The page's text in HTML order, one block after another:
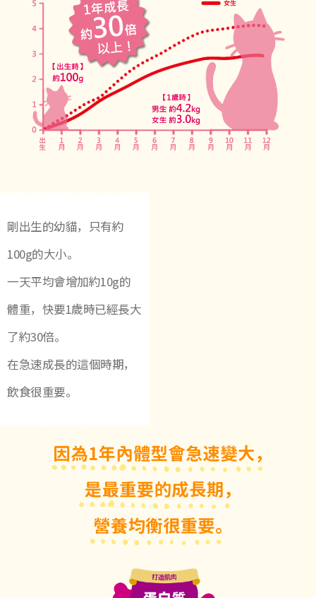
剛出生的幼貓，只有約
100g的大小。
一天平均會增加約10g的
體重，快要1歲時已經長大
了約30倍。
在急速成長的這個時期，
飲食很重要。